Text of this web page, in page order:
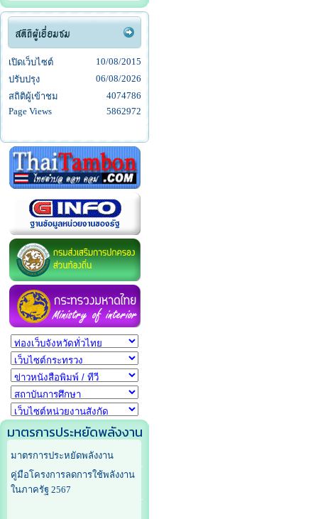
เปิดเว็บไซต์
10/08/2015
ปรับปรุง
06/08/2026
สถิติผู้เข้าชม
4074786
Page Views
5862972
มาตรการประหยัดพลังงาน
มาตรการประหยัดพลังงาน
คู่มือโครงการลดการใช้พลังงาน
ในภาครัฐ 2567